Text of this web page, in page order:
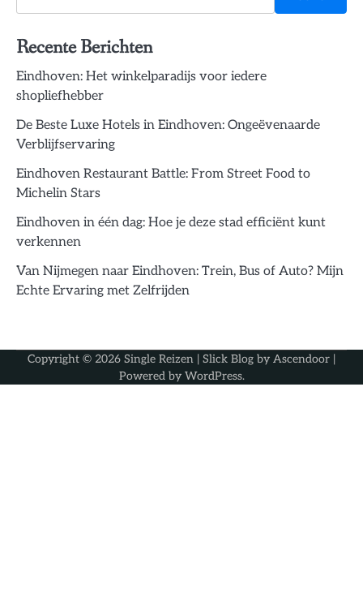
Recente Berichten
Eindhoven: Het winkelparadijs voor iedere
shopliefhebber
De Beste Luxe Hotels in Eindhoven: Ongeëvenaarde
Verblijfservaring
Eindhoven Restaurant Battle: From Street Food to
Michelin Stars
Eindhoven in één dag: Hoe je deze stad efficiënt kunt
verkennen
Van Nijmegen naar Eindhoven: Trein, Bus of Auto? Mijn
Echte Ervaring met Zelfrijden
Copyright © 2026 Single Reizen | Slick Blog by Ascendoor |
Powered by WordPress.